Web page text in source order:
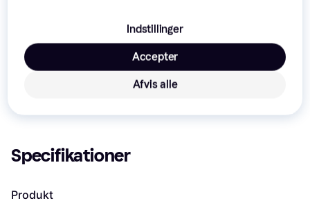
Beurer GS 410 White
den bedste pris lige nu hos 1 butik.
Sammenlign:
Specifikationer
Produkt
Indstillinger
Afvis alle
Accepter